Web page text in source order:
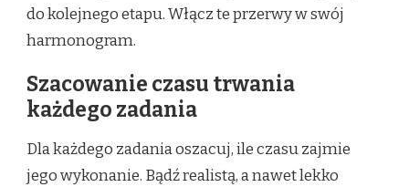
do kolejnego etapu. Włącz te przerwy w swój
harmonogram.
Szacowanie czasu trwania
każdego zadania
Dla każdego zadania oszacuj, ile czasu zajmie
jego wykonanie. Bądź realistą, a nawet lekko